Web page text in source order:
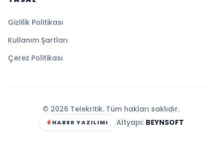
Gizlilik Politikası
Kullanım Şartları
Çerez Politikası
© 2026 Telekritik. Tüm hakları saklıdır.
HABER YAZILIMI Altyapı: BEYNSOFT